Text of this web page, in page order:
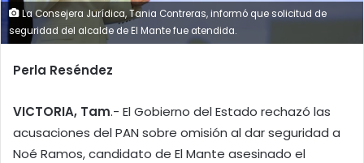
La Consejera Jurídica, Tania Contreras, informó que solicitud de
seguridad del alcalde de El Mante fue atendida.
Perla Reséndez
VICTORIA, Tam.- El Gobierno del Estado rechazó las
acusaciones del PAN sobre omisión al dar seguridad a
Noé Ramos, candidato de El Mante asesinado el